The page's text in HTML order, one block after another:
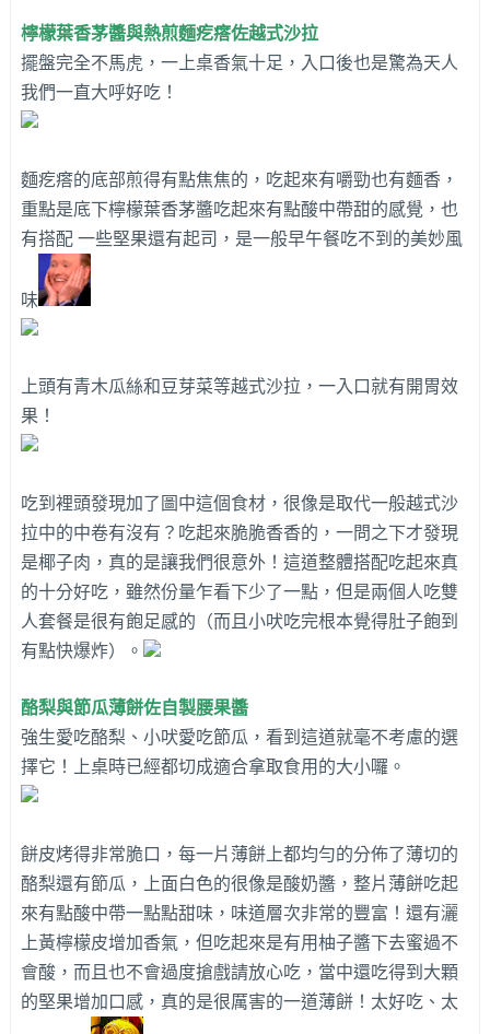
檸檬葉香茅醬與熱煎麵疙瘩佐越式沙拉
擺盤完全不馬虎，一上桌香氣十足，入口後也是驚為天人
我們一直大呼好吃！
麵疙瘩的底部煎得有點焦焦的，吃起來有嚼勁也有麵香，
重點是底下檸檬葉香茅醬吃起來有點酸中帶甜的感覺，也
有搭配 一些堅果還有起司，是一般早午餐吃不到的美妙風
味
上頭有青木瓜絲和豆芽菜等越式沙拉，一入口就有開胃效
果！
吃到裡頭發現加了圖中這個食材，很像是取代一般越式沙
拉中的中卷有沒有？吃起來脆脆香香的，一問之下才發現
是椰子肉，真的是讓我們很意外！這道整體搭配吃起來真
的十分好吃，雖然份量乍看下少了一點，但是兩個人吃雙
人套餐是很有飽足感的（而且小吠吃完根本覺得肚子飽到
有點快爆炸）。
酪梨與節瓜薄餅佐自製腰果醬
強生愛吃酪梨、小吠愛吃節瓜，看到這道就毫不考慮的選
擇它！上桌時已經都切成適合拿取食用的大小囉。
餅皮烤得非常脆口，每一片薄餅上都均勻的分佈了薄切的
酪梨還有節瓜，上面白色的很像是酸奶醬，整片薄餅吃起
來有點酸中帶一點點甜味，味道層次非常的豐富！還有灑
上黃檸檬皮增加香氣，但吃起來是有用柚子醬下去蜜過不
會酸，而且也不會過度搶戲請放心吃，當中還吃得到大顆
的堅果增加口感，真的是很厲害的一道薄餅！太好吃、太